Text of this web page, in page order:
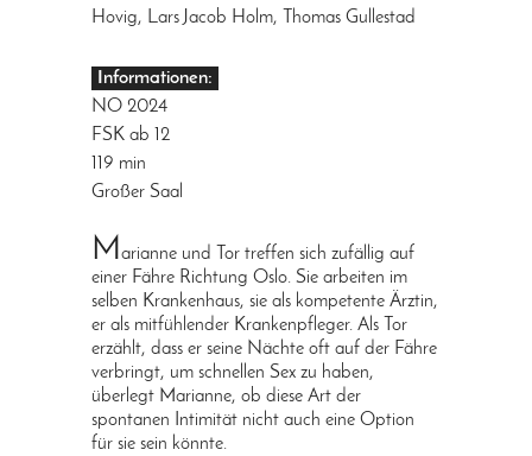
Hovig, Lars Jacob Holm, Thomas Gullestad
Informationen:
NO 2024
FSK ab 12
119 min
Großer Saal
Marianne und Tor treffen sich zufällig auf
einer Fähre Richtung Oslo. Sie arbeiten im
selben Krankenhaus, sie als kompetente Ärztin,
er als mitfühlender Krankenpfleger. Als Tor
erzählt, dass er seine Nächte oft auf der Fähre
verbringt, um schnellen Sex zu haben,
überlegt Marianne, ob diese Art der
spontanen Intimität nicht auch eine Option
für sie sein könnte.